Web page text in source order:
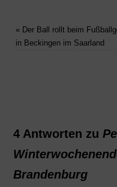
«Der Ball rollt beim
in Beckingen im Saarland
4 Antworten zu
Brandenburg